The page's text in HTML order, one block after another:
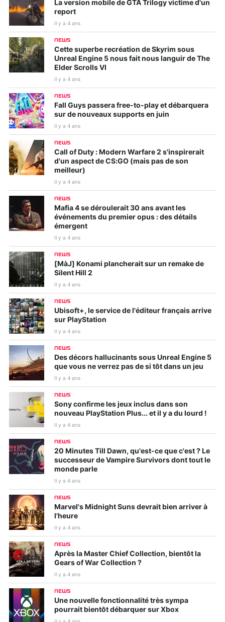
La version mobile de GTA Trilogy victime d'un
report
Il y a 4 ans
NEWS
Cette superbe recréation de Skyrim sous
Unreal Engine 5 nous fait nous languir de The
Elder Scrolls VI
Il y a 4 ans
NEWS
Fall Guys passera free-to-play et débarquera
sur de nouveaux supports en juin
Il y a 4 ans
NEWS
Call of Duty : Modern Warfare 2 s'inspirerait
d'un aspect de CS:GO (mais pas de son
meilleur)
Il y a 4 ans
NEWS
Mafia 4 se déroulerait 30 ans avant les
événements du premier opus : des détails
émergent
Il y a 4 ans
NEWS
[MàJ] Konami plancherait sur un remake de
Silent Hill 2
Il y a 4 ans
NEWS
Ubisoft+, le service de l'éditeur français arrive
sur PlayStation
Il y a 4 ans
NEWS
Des décors hallucinants sous Unreal Engine 5
que vous ne verrez pas de si tôt dans un jeu
Il y a 4 ans
NEWS
Sony confirme les jeux inclus dans son
nouveau PlayStation Plus... et il y a du lourd !
Il y a 4 ans
NEWS
20 Minutes Till Dawn, qu'est-ce que c'est ? Le
successeur de Vampire Survivors dont tout le
monde parle
Il y a 4 ans
NEWS
Marvel's Midnight Suns devrait bien arriver à
l'heure
Il y a 4 ans
NEWS
Après la Master Chief Collection, bientôt la
Gears of War Collection ?
Il y a 4 ans
NEWS
Une nouvelle fonctionnalité très sympa
pourrait bientôt débarquer sur Xbox